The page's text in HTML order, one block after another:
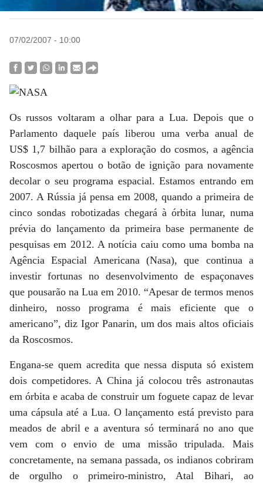
07/02/2007 - 10:00
Os russos voltaram a olhar para a Lua. Depois que o
Parlamento daquele país liberou uma verba anual de
US$ 1,7 bilhão para a exploração do cosmos, a agência
Roscosmos apertou o botão de ignição para novamente
decolar o seu programa espacial. Estamos entrando em
2007. A Rússia já pensa em 2008, quando a primeira de
cinco sondas robotizadas chegará à órbita lunar, numa
prévia do lançamento da primeira base permanente de
pesquisas em 2012. A notícia caiu como uma bomba na
Agência Espacial Americana (Nasa), que continua a
investir fortunas no desenvolvimento de espaçonaves
que pousarão na Lua em 2010. “Apesar de termos menos
dinheiro, nosso programa é mais eficiente que o
americano”, diz Igor Panarin, um dos mais altos oficiais
da Roscosmos.
Engana-se quem acredita que nessa disputa só existem
dois competidores. A China já colocou três astronautas
em órbita e acaba de construir um foguete capaz de levar
uma cápsula até a Lua. O lançamento está previsto para
meados de abril e a aventura só terminará no ano que
vem com o envio de uma missão tripulada. Mais
concretamente, na semana passada, os indianos cobriram
de orgulho o primeiro-ministro, Atal Bihari, ao